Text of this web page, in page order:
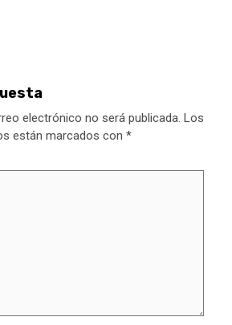
electrónico no será publicada. Los
están marcados con *